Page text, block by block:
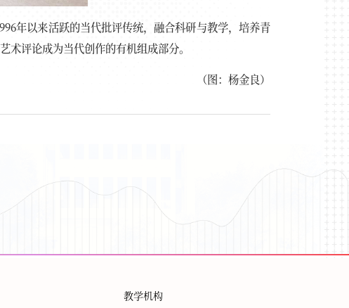
年以来活跃的当代批评传统，融合科研与教学，培养青
评论成为当代创作的有机组成部分。
（图：杨金良）
教学机构